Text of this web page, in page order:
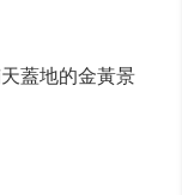
蓋地的金黃景